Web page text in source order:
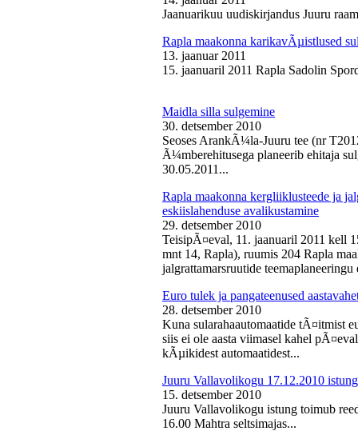
Jaanuarikuu uudiskirjandus Juuru
Rapla maakonna karikavÃµistlused
13. jaanuar 2011
15. jaanuaril 2011 Rapla Sadolin
Maidla silla sulgemine
30. detsember 2010
Seoses ArankÃ¼la-Juuru tee (nr
Ã¼mberehitusega planeerib ehitaja
30.05.2011...
Rapla maakonna kergliiklusteede ja
eskiislahenduse avalikustamine
29. detsember 2010
TeisipÃ¤eval, 11. jaanuaril 2011 kell
mnt 14, Rapla), ruumis 204 Rapla
jalgrattamarsruutide
Euro tulek ja pangateenused
28. detsember 2010
Kuna sularahaautomaatide tÃ¤itmist
siis ei ole aasta viimasel kahel
kÃµikidest automaatidest...
Juuru Vallavolikogu 17.12.2010 istung
15. detsember 2010
Juuru Vallavolikogu istung toimub
16.00 Mahtra seltsimajas...